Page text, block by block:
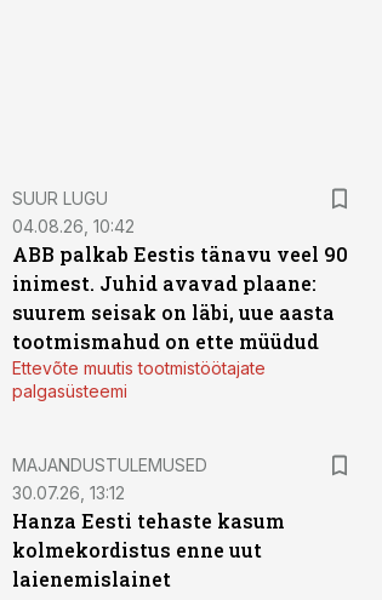
SUUR LUGU
04.08.26, 10:42
ABB palkab Eestis tänavu veel 90
inimest. Juhid avavad plaane:
suurem seisak on läbi, uue aasta
tootmismahud on ette müüdud
Ettevõte muutis tootmistöötajate
palgasüsteemi
MAJANDUSTULEMUSED
30.07.26, 13:12
Hanza Eesti tehaste kasum
kolmekordistus enne uut
laienemislainet